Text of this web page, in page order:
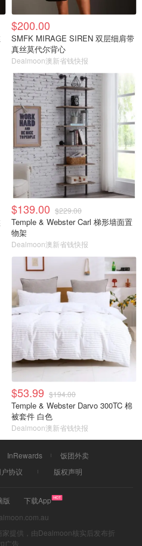
$200.00
SMFK MIRAGE SIREN 双层细肩带
真丝莫代尔背心
Dealmoon澳新省钱快报
$139.00 $229.00
Temple & Webster Carl 梯形墙面置
物架
Dealmoon澳新省钱快报
$53.99 $194.00
Temple & Webster Darvo 300TC 棉
被套件 白色
Dealmoon澳新省钱快报
InRewards
饭团外卖
协议 版权声明
版
下载App
提供，由Dealmoon核实后发布折
广告